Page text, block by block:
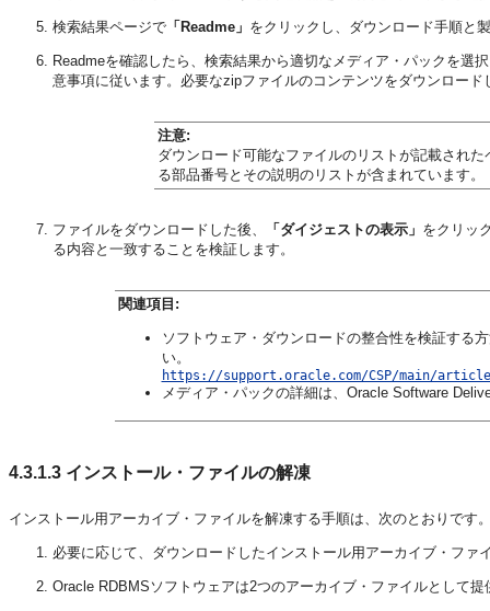
検索結果ページで 「Readme」 をクリックし、ダウンロード手順と
Readmeを確認したら、検索結果から適切なメディア・パックを選
意事項に従います。必要なzipファイルのコンテンツをダウンロー
注意:
ダウンロード可能なファイルのリストが記載され
る部品番号とその説明のリストが含まれています。
ファイルをダウンロードした後、 「ダイジェストの表示」 をクリッ
る内容と一致することを検証します。
関連項目:
ソフトウェア・ダウンロードの整合性を検証する
い。
https://support.oracle.com/CSP/main/
メディア・パックの詳細は、Oracle Software
4.3.1.3 インストール・ファイルの解凍
インストール用アーカイブ・ファイルを解凍する手順は、次のとおりです
必要に応じて、ダウンロードしたインストール用アーカイブ・ファ
Oracle RDBMSソフトウェアは2つのアーカイブ・ファイルとして